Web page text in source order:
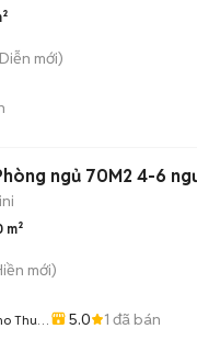
mới)
ngủ 70M2 4-6
m²
mới)
Thuê
5.0 1 đã bán